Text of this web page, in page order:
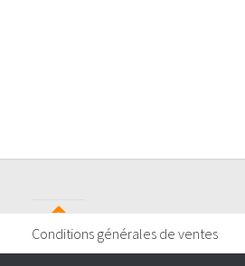
Conditions générales de ventes